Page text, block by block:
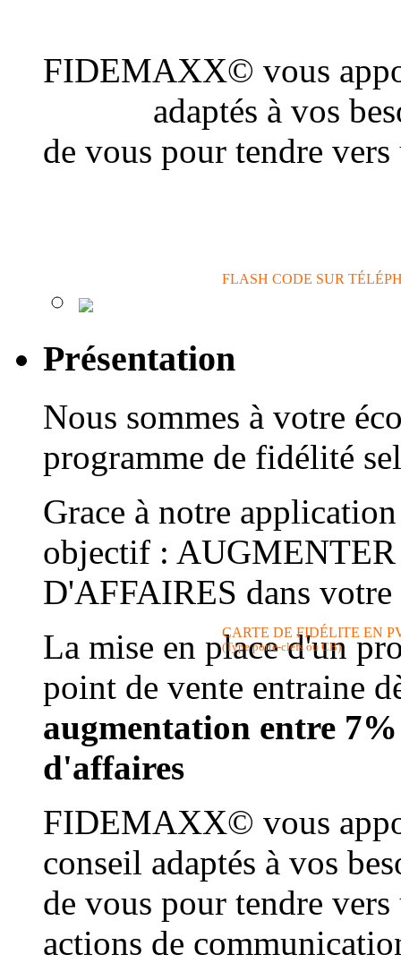
FIDEMAXX© vous
adaptés à vos
de vous pour tendre
FLASH CODE SUR
CARTE DE FIDÉLITE EN
(Type porte-clefs ou CB)
Présentation
Nous sommes à votre
programme de fidélité
Grace à notre
objectif :
D'AFFAIRES dans votre
La mise en place d'un
point de vente entraine
augmentation entre
d'affaires
FIDEMAXX© vous
conseil adaptés à vos
de vous pour tendre
actions de